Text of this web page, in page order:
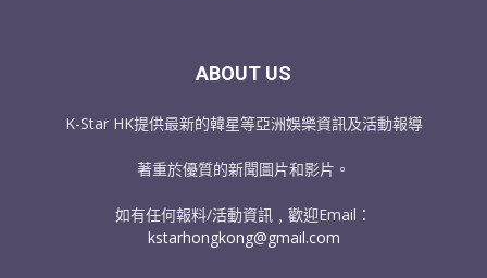
ABOUT US
K-Star HK提供最新的韓星等亞洲娛樂資訊及活動報導
著重於優質的新聞圖片和影片。
如有任何報料/活動資訊﹐歡迎Email：
kstarhongkong@gmail.com